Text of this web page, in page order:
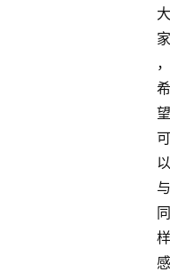
大
家
，
希
望
可
以
与
同
样
感